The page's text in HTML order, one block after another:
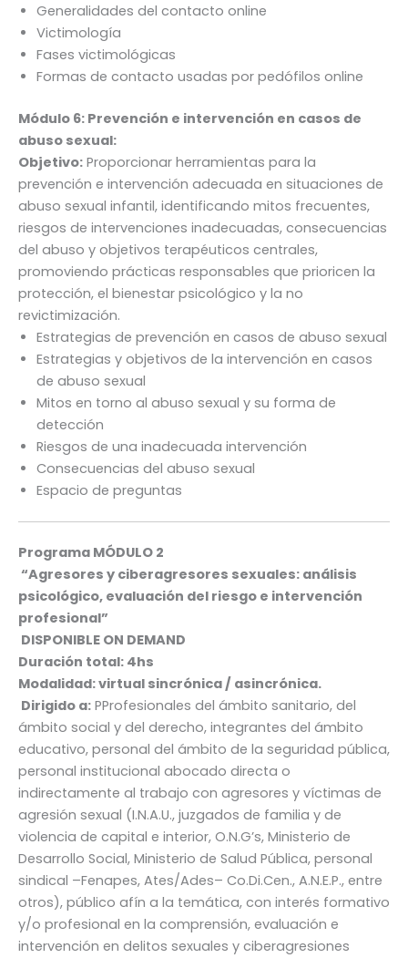
Generalidades del contacto online
Victimología
Fases victimológicas
Formas de contacto usadas por pedófilos online
Módulo 6: Prevención e intervención en casos de
abuso sexual:
Objetivo: Proporcionar herramientas para la
prevención e intervención adecuada en situaciones de
abuso sexual infantil, identificando mitos frecuentes,
riesgos de intervenciones inadecuadas, consecuencias
del abuso y objetivos terapéuticos centrales,
promoviendo prácticas responsables que prioricen la
protección, el bienestar psicológico y la no
revictimización.
Estrategias de prevención en casos de abuso sexual
Estrategias y objetivos de la intervención en casos
de abuso sexual
Mitos en torno al abuso sexual y su forma de
detección
Riesgos de una inadecuada intervención
Consecuencias del abuso sexual
Espacio de preguntas
Programa MÓDULO 2
“Agresores y ciberagresores sexuales: análisis
psicológico, evaluación del riesgo e intervención
profesional”
DISPONIBLE ON DEMAND
Duración total: 4hs
Modalidad: virtual sincrónica / asincrónica.
Dirigido a: PProfesionales del ámbito sanitario, del
ámbito social y del derecho, integrantes del ámbito
educativo, personal del ámbito de la seguridad pública,
personal institucional abocado directa o
indirectamente al trabajo con agresores y víctimas de
agresión sexual (I.N.A.U., juzgados de familia y de
violencia de capital e interior, O.N.G’s, Ministerio de
Desarrollo Social, Ministerio de Salud Pública, personal
sindical –Fenapes, Ates/Ades– Co.Di.Cen., A.N.E.P., entre
otros), público afín a la temática, con interés formativo
y/o profesional en la comprensión, evaluación e
intervención en delitos sexuales y ciberagresiones